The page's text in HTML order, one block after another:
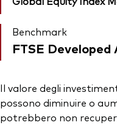
Benchmark
FTSE Developed
Il valore degli
possono diminuire o
potrebbero non